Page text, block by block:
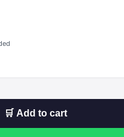
🛒 Add to cart